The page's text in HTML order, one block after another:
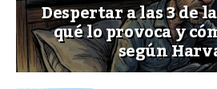
Despertar a las 3 de
qué lo provoca y
según